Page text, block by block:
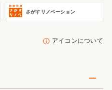
さがすリノベーション
アイコンについて